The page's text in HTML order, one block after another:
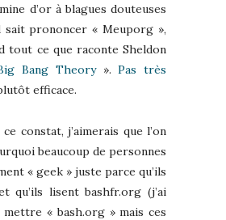
d’or à blagues douteuses
sait prononcer « Meuporg »,
tout ce que raconte Sheldon
Bang Theory».Pas très
efficace.
constat, j’aimerais que l’on
beaucoup de personnes
« geek » juste parce qu’ils
qu’ils lisent bashfr.org (j’ai
« bash.org » mais ces